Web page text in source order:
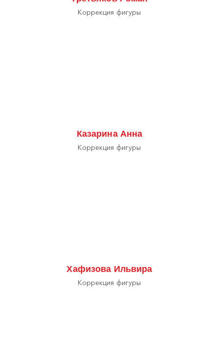
Коррекция фигуры
Казарина Анна
Коррекция фигуры
Хафизова Ильвира
Коррекция фигуры